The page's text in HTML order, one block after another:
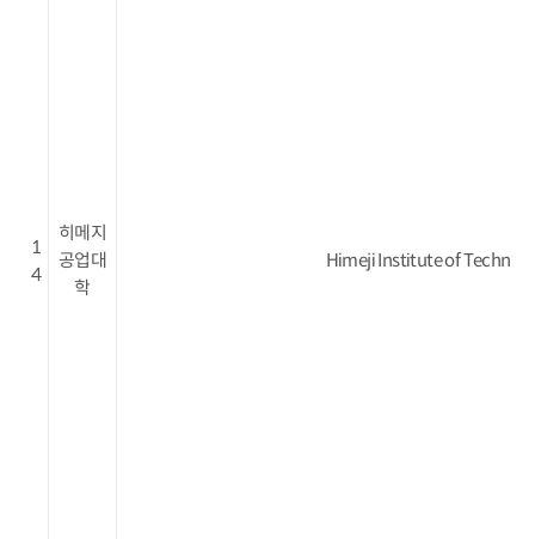
1
4
히메지
공업대
학
Himeji Institute of